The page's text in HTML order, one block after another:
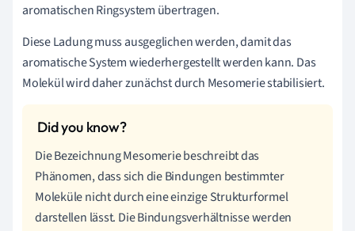
aromatischen Ringsystem übertragen.
Diese Ladung muss ausgeglichen werden, damit das
aromatische System wiederhergestellt werden kann. Das
Molekül wird daher zunächst durch Mesomeriestabilisiert.
Die BezeichnungMesomeriebeschreibt das
Phänomen, dass sich die Bindungen bestimmter
Moleküle nicht durch eine einzige Strukturformel
darstellen lässt. Die Bindungsverhältnisse werden